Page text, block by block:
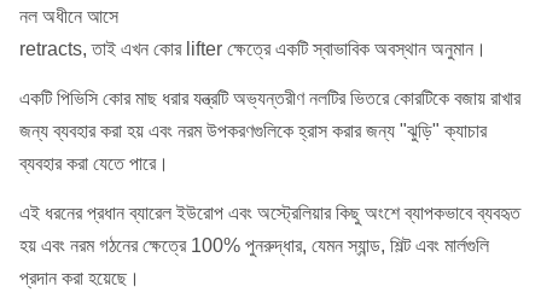
নল অধীনে আসে
retracts, তাই এখন কোর lifter ক্ষেত্রে একটি স্বাভাবিক অবস্থান অনুমান।
একটি পিভিসি কোর মাছ ধরার যন্ত্রটি অভ্যন্তরীণ নলটির ভিতরে কোরটিকে বজায় রাখার
জন্য ব্যবহার করা হয় এবং নরম উপকরণগুলিকে হ্রাস করার জন্য "ঝুড়ি" ক্যাচার
ব্যবহার করা যেতে পারে।
এই ধরনের প্রধান ব্যারেল ইউরোপ এবং অস্ট্রেলিয়ার কিছু অংশে ব্যাপকভাবে ব্যবহৃত
হয় এবং নরম গঠনের ক্ষেত্রে 100% পুনরুদ্ধার, যেমন স্যান্ড, শিল্ট এবং মার্লগুলি
প্রদান করা হয়েছে।